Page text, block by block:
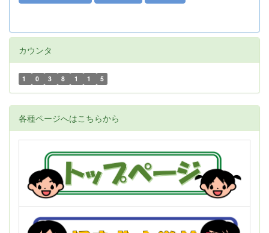
カウンタ
1 0 3 8 1 1 5
各種ページへはこちらから